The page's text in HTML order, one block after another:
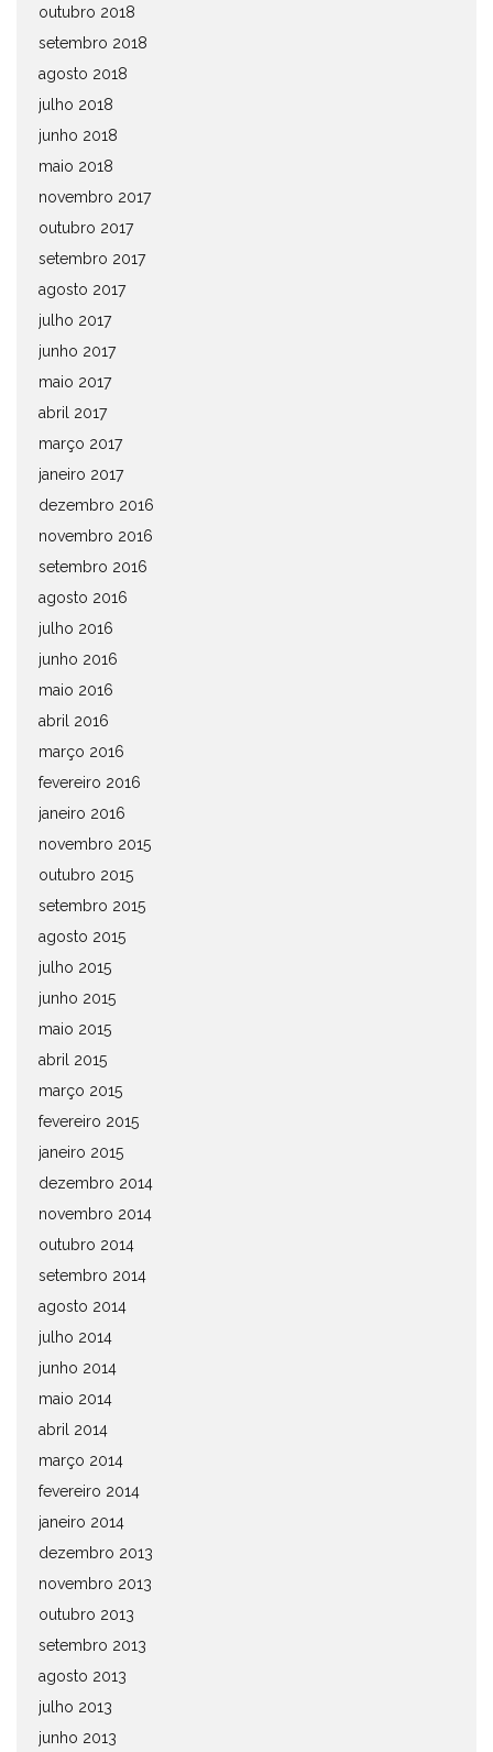
outubro 2018
setembro 2018
agosto 2018
julho 2018
junho 2018
maio 2018
novembro 2017
outubro 2017
setembro 2017
agosto 2017
julho 2017
junho 2017
maio 2017
abril 2017
março 2017
janeiro 2017
dezembro 2016
novembro 2016
setembro 2016
agosto 2016
julho 2016
junho 2016
maio 2016
abril 2016
março 2016
fevereiro 2016
janeiro 2016
novembro 2015
outubro 2015
setembro 2015
agosto 2015
julho 2015
junho 2015
maio 2015
abril 2015
março 2015
fevereiro 2015
janeiro 2015
dezembro 2014
novembro 2014
outubro 2014
setembro 2014
agosto 2014
julho 2014
junho 2014
maio 2014
abril 2014
março 2014
fevereiro 2014
janeiro 2014
dezembro 2013
novembro 2013
outubro 2013
setembro 2013
agosto 2013
julho 2013
junho 2013